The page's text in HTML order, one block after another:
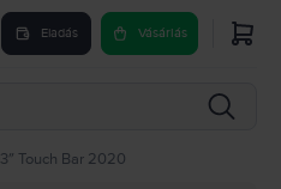
Eladás Vásárlás
Touch Bar 2020